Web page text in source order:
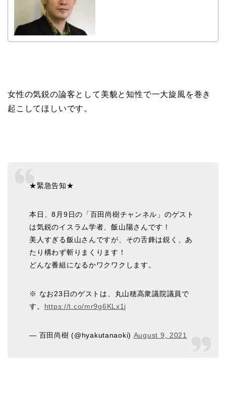
女性の気鋭の論客として美貌と知性で一大旋風を巻き
起こしてほしいです。
★緊急告知★
本日、8月9日の「百田尚樹チャンネル」のゲスト
は気鋭のイスラム学者、飯山陽さんです！
美人すぎる飯山さんですが、その舌鋒は鋭く、あ
たり構わず斬りまくります！
どんな番組になるかワクワクします。
※ なお23日のゲストは、丸山穂高衆議院議員で
す。 https://t.co/mr9g6KLx1j
— 百田尚樹 (@hyakutanaoki) August 9, 2021